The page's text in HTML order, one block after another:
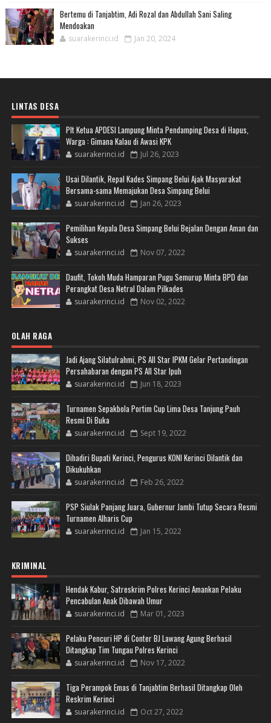
Bertemu di Tanjabtim, Adi Rozal dan Abdullah Sani Saling
Mendoakan
suarakerinci.id Jan 20, 2024
LINTAS DESA
Plt Ketua APDESI Lampung Minta Pendamping Desa di Hapus,
Warga : Gimana Kalau di Awasi KPK
suarakerinci.id Jul 26, 2023
Usai Dilantik, Repal Kades Simpang Belui Ajak Masyarakat
Bersama-sama Memajukan Desa Simpang Belui
suarakerinci.id Jan 26, 2023
Pemilihan Kepala Desa Simpang Belui Bejalan Dengan Aman dan
Sukses
suarakerinci.id Nov 07, 2022
Daufit, Tokoh Muda Hamparan Pugu Semurup Minta BPD dan
Perangkat Desa Netral Dalam Pilkades
suarakerinci.id Nov 02, 2022
OLAH RAGA
Jadi Ajang Silatulrahmi, PS All Star IPKM Gelar Pertandingan
Persahabaran dengan PS All Star Ipuh
suarakerinci.id Jun 18, 2023
Turnamen Sepakbola Portim Cup Lima Desa Tanjung Pauh
Resmi Di Buka
suarakerinci.id Sept 19, 2022
Dihadiri Bupati Kerinci, Pengurus KONI Kerinci Dilantik dan
Dikukuhkan
suarakerinci.id Feb 26, 2022
PSP Siulak Panjang Juara, Gubernur Jambi Tutup Secara Resmi
Turnamen Alharis Cup
suarakerinci.id Jan 15, 2022
KRIMINAL
Hendak Kabur, Satreskrim Polres Kerinci Amankan Pelaku
Pencabulan Anak Dibawah Umur
suarakerinci.id Mar 01, 2023
Pelaku Pencuri HP di Conter BJ Lawang Agung Berhasil
Ditangkap Tim Tungau Polres Kerinci
suarakerinci.id Nov 17, 2022
Tiga Perampok Emas di Tanjabtim Berhasil Ditangkap Oleh
Reskrim Kerinci
suarakerinci.id Oct 27, 2022